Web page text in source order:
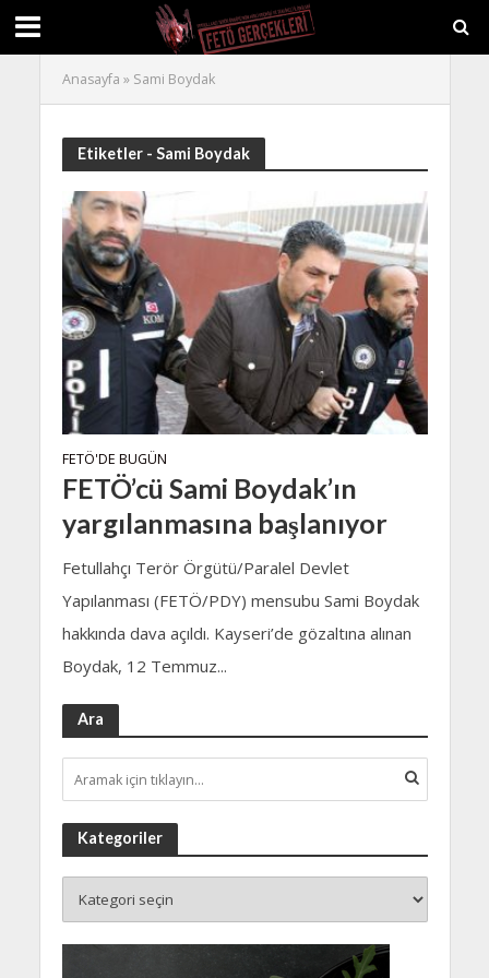
Anasayfa » Sami Boydak
Etiketler - Sami Boydak
FETÖ'DE BUGÜN
FETÖ’cü Sami Boydak’ın
yargılanmasına başlanıyor
Fetullahçı Terör Örgütü/Paralel Devlet
Yapılanması (FETÖ/PDY) mensubu Sami Boydak
hakkında dava açıldı. Kayseri’de gözaltına alınan
Boydak, 12 Temmuz...
Ara
Kategoriler